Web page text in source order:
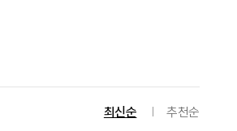
최신순 추천순